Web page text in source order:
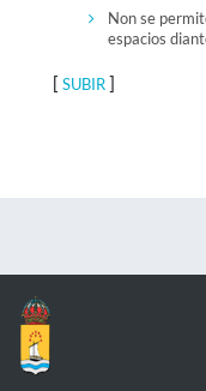
Non se
espacios
[ SUBIR]